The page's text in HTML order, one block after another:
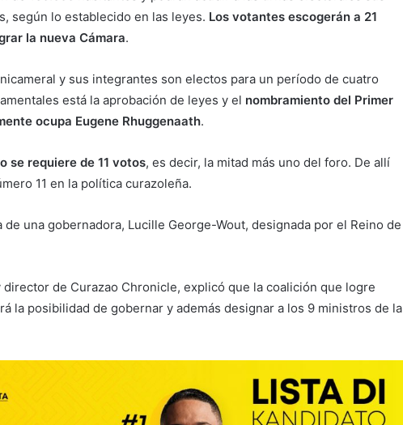
según lo establecido en las leyes. Los votantes escogerán a 21
la nueva Cámara.
y sus integrantes son electos para un período de cuatro
está la aprobación de leyes y el nombramiento del Primer
ocupa Eugene Rhuggenaath.
se requiere de 11 votos, es decir, la mitad más uno del foro. De allí
11 en la política curazoleña.
una gobernadora, Lucille George-Wout, designada por el Reino de
de Curazao Chronicle, explicó que la coalición que logre
la posibilidad de gobernar y además designar a los 9 ministros de la